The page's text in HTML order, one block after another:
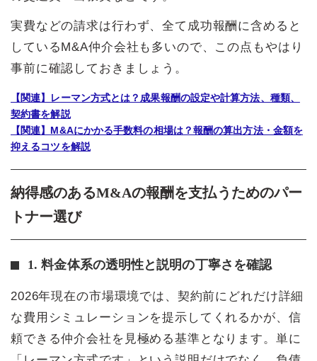
実費などの請求は行わず、全て成功報酬に含めると
しているM&A仲介会社も多いので、この点もやはり
事前に確認しておきましょう。
【関連】レーマン方式とは？成果報酬の設定や計算方法、種類、
契約書を解説
【関連】M&Aにかかる手数料の相場は？報酬の算出方法・金額を
抑えるコツを解説
納得感のあるM&Aの報酬を支払うためのパー
トナー選び
1. 料金体系の透明性と説明の丁寧さを確認
2026年現在の市場環境では、契約前にどれだけ詳細
な費用シミュレーションを提示してくれるかが、信
頼できる仲介会社を見極める基準となります。単に